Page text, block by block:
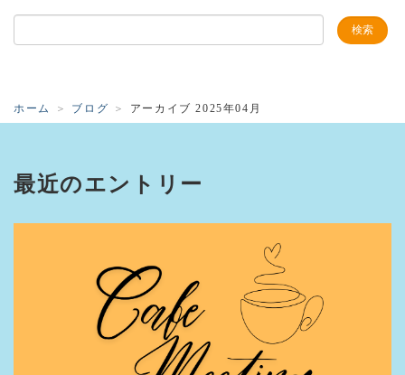
ホーム ブログ アーカイブ 2025年04月
最近のエントリー